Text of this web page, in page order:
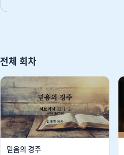
전체 회차
믿음의 경주